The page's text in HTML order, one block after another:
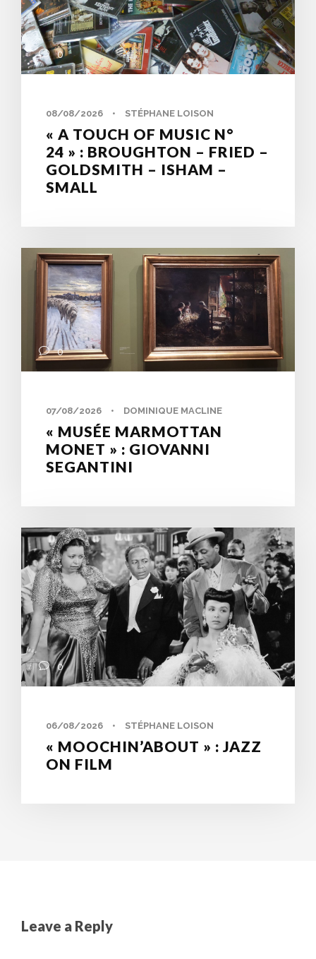
0
08/08/2026 • STÉPHANE LOISON
« A TOUCH OF MUSIC N°
24 » : BROUGHTON – FRIED –
GOLDSMITH – ISHAM –
SMALL
0
07/08/2026 • DOMINIQUE MACLINE
« MUSÉE MARMOTTAN
MONET » : GIOVANNI
SEGANTINI
0
06/08/2026 • STÉPHANE LOISON
« MOOCHIN’ABOUT » : JAZZ
ON FILM
Leave a Reply